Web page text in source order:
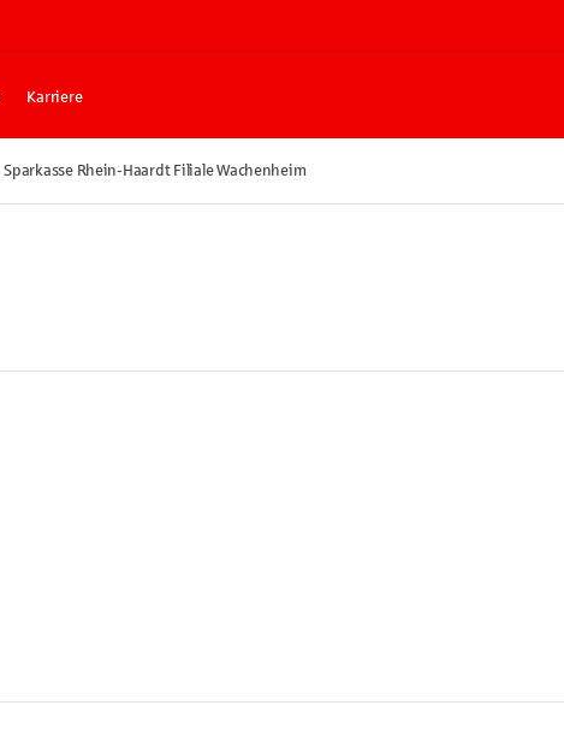
Karriere
Sparkasse Rhein-Haardt Filiale Wachenheim